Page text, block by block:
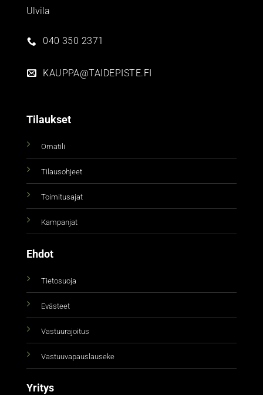
Ulvila
040 350 2371
KAUPPA@TAIDEPISTE.FI
Tilaukset
Omatili
Tilausohjeet
Toimitusajat
Kampanjat
Ehdot
Tietosuoja
Evästeet
Vastuurajoitus
Vastuuvapauslauseke
Yritys